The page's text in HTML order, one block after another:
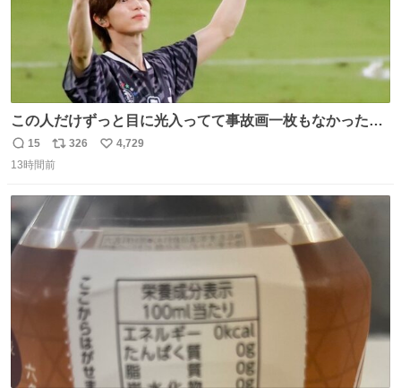
この人だけずっと目に光入ってて事故画一枚もなかったす
ごい #TravisJapan #Jリーグ
返
信
15
リ
ポ
ト
数
326
い
4,729
13時間前